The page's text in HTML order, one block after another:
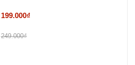
199.000₫
249.000₫